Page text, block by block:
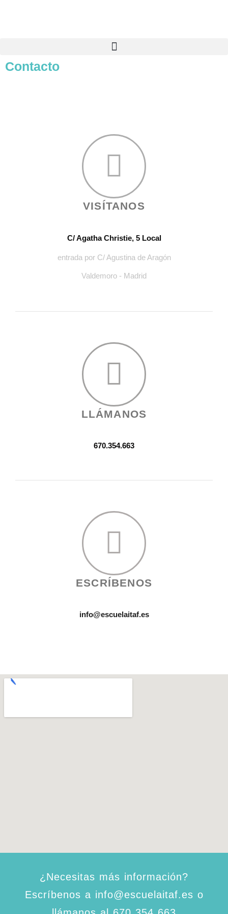
Contacto
VISÍTANOS
C/ Agatha Christie, 5 Local
entrada por C/ Agustina de Aragón
Valdemoro - Madrid
LLÁMANOS
670.354.663
ESCRÍBENOS
info@escuelaitaf.es
¿Necesitas más información?
Escríbenos a info@escuelaitaf.es o